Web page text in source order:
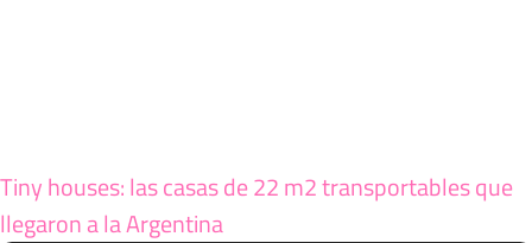
Tiny houses: las casas de 22 m2 transportables que
llegaron a la Argentina